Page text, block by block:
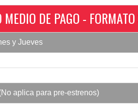
DE PAGO -
y Jueves
aplica para pre-estrenos)